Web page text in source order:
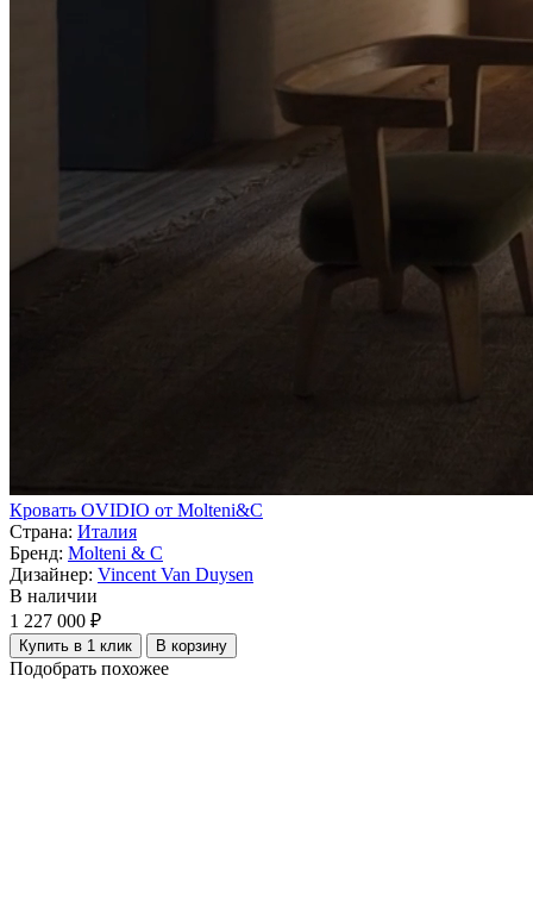
Кровать OVIDIO от Molteni&C
Страна: Италия
Бренд: Molteni & C
Дизайнер: Vincent Van Duysen
В наличии
1 227 000 ₽
Купить в 1 клик В корзину
Подобрать похожее